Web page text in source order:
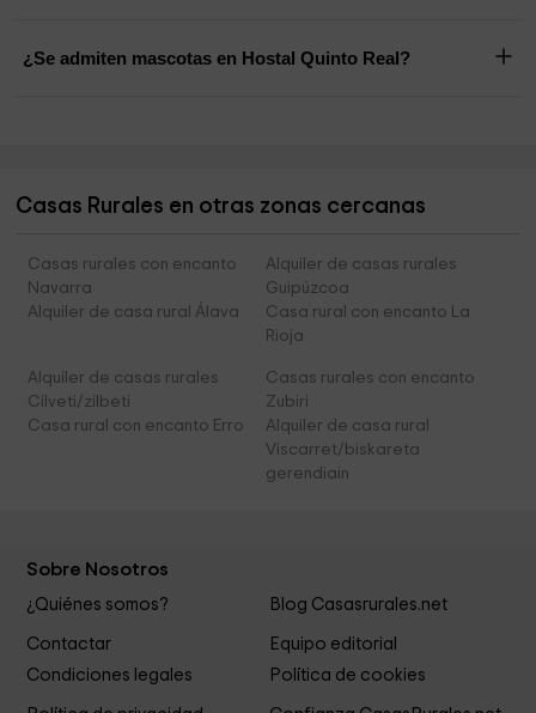
¿Se admiten mascotas en Hostal Quinto Real?
Casas Rurales en otras zonas cercanas
Casas rurales con encanto
Navarra
Alquiler de casas rurales
Guipúzcoa
Alquiler de casa rural Álava
Casa rural con encanto La
Rioja
Alquiler de casas rurales
Cilveti/zilbeti
Casas rurales con encanto
Zubiri
Casa rural con encanto Erro
Alquiler de casa rural
Viscarret/biskareta
gerendiain
Sobre Nosotros
¿Quiénes somos? Blog Casasrurales.net
Contactar
Equipo editorial
Condiciones legales
Política de cookies